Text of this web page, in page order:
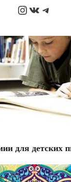
Instagram
для детских